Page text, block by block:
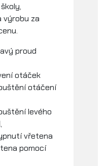
výrobu za
proud
otáček
otáčení
levého
vřetena
pomocí